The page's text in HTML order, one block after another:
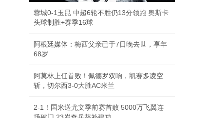
蓉城0-1玉昆 中超6轮不胜仍13分领跑 奥斯卡
头球制胜+赛季16球
阿根廷媒体：梅西父亲已于7日晚去世，享年
68岁
阿莫林上任首败！佩德罗双响，凯赛多凌空
斩，切尔西3-0大胜AC米兰
2-1！国米送尤文季前赛首败 5000万飞翼连